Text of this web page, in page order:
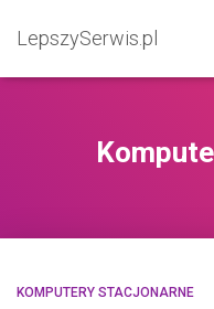
LepszySerwis.pl
KOMPUTERY STACJONARNE